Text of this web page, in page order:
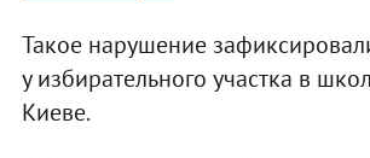
Такое нарушение
у избирательного участка в
Киеве.